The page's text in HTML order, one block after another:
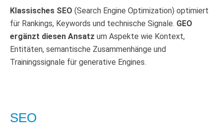
Klassisches SEO (Search Engine Optimization) optimiert
für Rankings, Keywords und technische Signale. GEO
ergänzt diesen Ansatz um Aspekte wie Kontext,
Entitäten, semantische Zusammenhänge und
Trainingssignale für generative Engines.
SEO